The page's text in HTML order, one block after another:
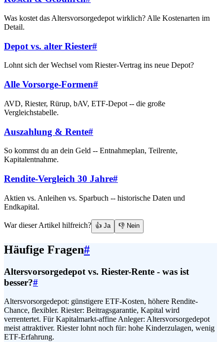
Was kostet das Altersvorsorgedepot wirklich? Alle Kostenarten im
Detail.
Depot vs. alter Riester#
Lohnt sich der Wechsel vom Riester-Vertrag ins neue Depot?
Alle Vorsorge-Formen#
AVD, Riester, Rürup, bAV, ETF-Depot -- die große
Vergleichstabelle.
Auszahlung & Rente#
So kommst du an dein Geld -- Entnahmeplan, Teilrente,
Kapitalentnahme.
Rendite-Vergleich 30 Jahre#
Aktien vs. Anleihen vs. Sparbuch -- historische Daten und
Endkapital.
War dieser Artikel hilfreich? 👍 Ja 👎 Nein
Häufige Fragen#
Altersvorsorgedepot vs. Riester-Rente - was ist
besser?#
Altersvorsorgedepot: günstigere ETF-Kosten, höhere Rendite-
Chance, flexibler. Riester: Beitragsgarantie, Kapital wird
verrentertet. Für Kapitalmarkt-affine Anleger: Altersvorsorgedepot
meist attraktiver. Riester lohnt noch für: hohe Kinderzulagen, wenig
ETF-Erfahrung.